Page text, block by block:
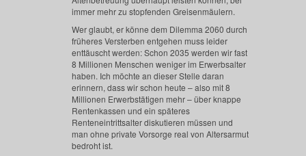
immer mehr zu stopfenden Greisenmäulern.
Wer glaubt, er könne dem Dilemma 2060 durch
früheres Versterben entgehen muss leider
enttäuscht werden: Schon 2035 werden wir fast
8 Millionen Menschen weniger im Erwerbsalter
haben. Ich möchte an dieser Stelle daran
erinnern, dass wir schon heute – also mit 8
Millionen Erwerbstätigen mehr – über knappe
Rentenkassen und ein späteres
Renteneintrittsalter diskutieren müssen und
man ohne private Vorsorge real von Altersarmut
bedroht ist.